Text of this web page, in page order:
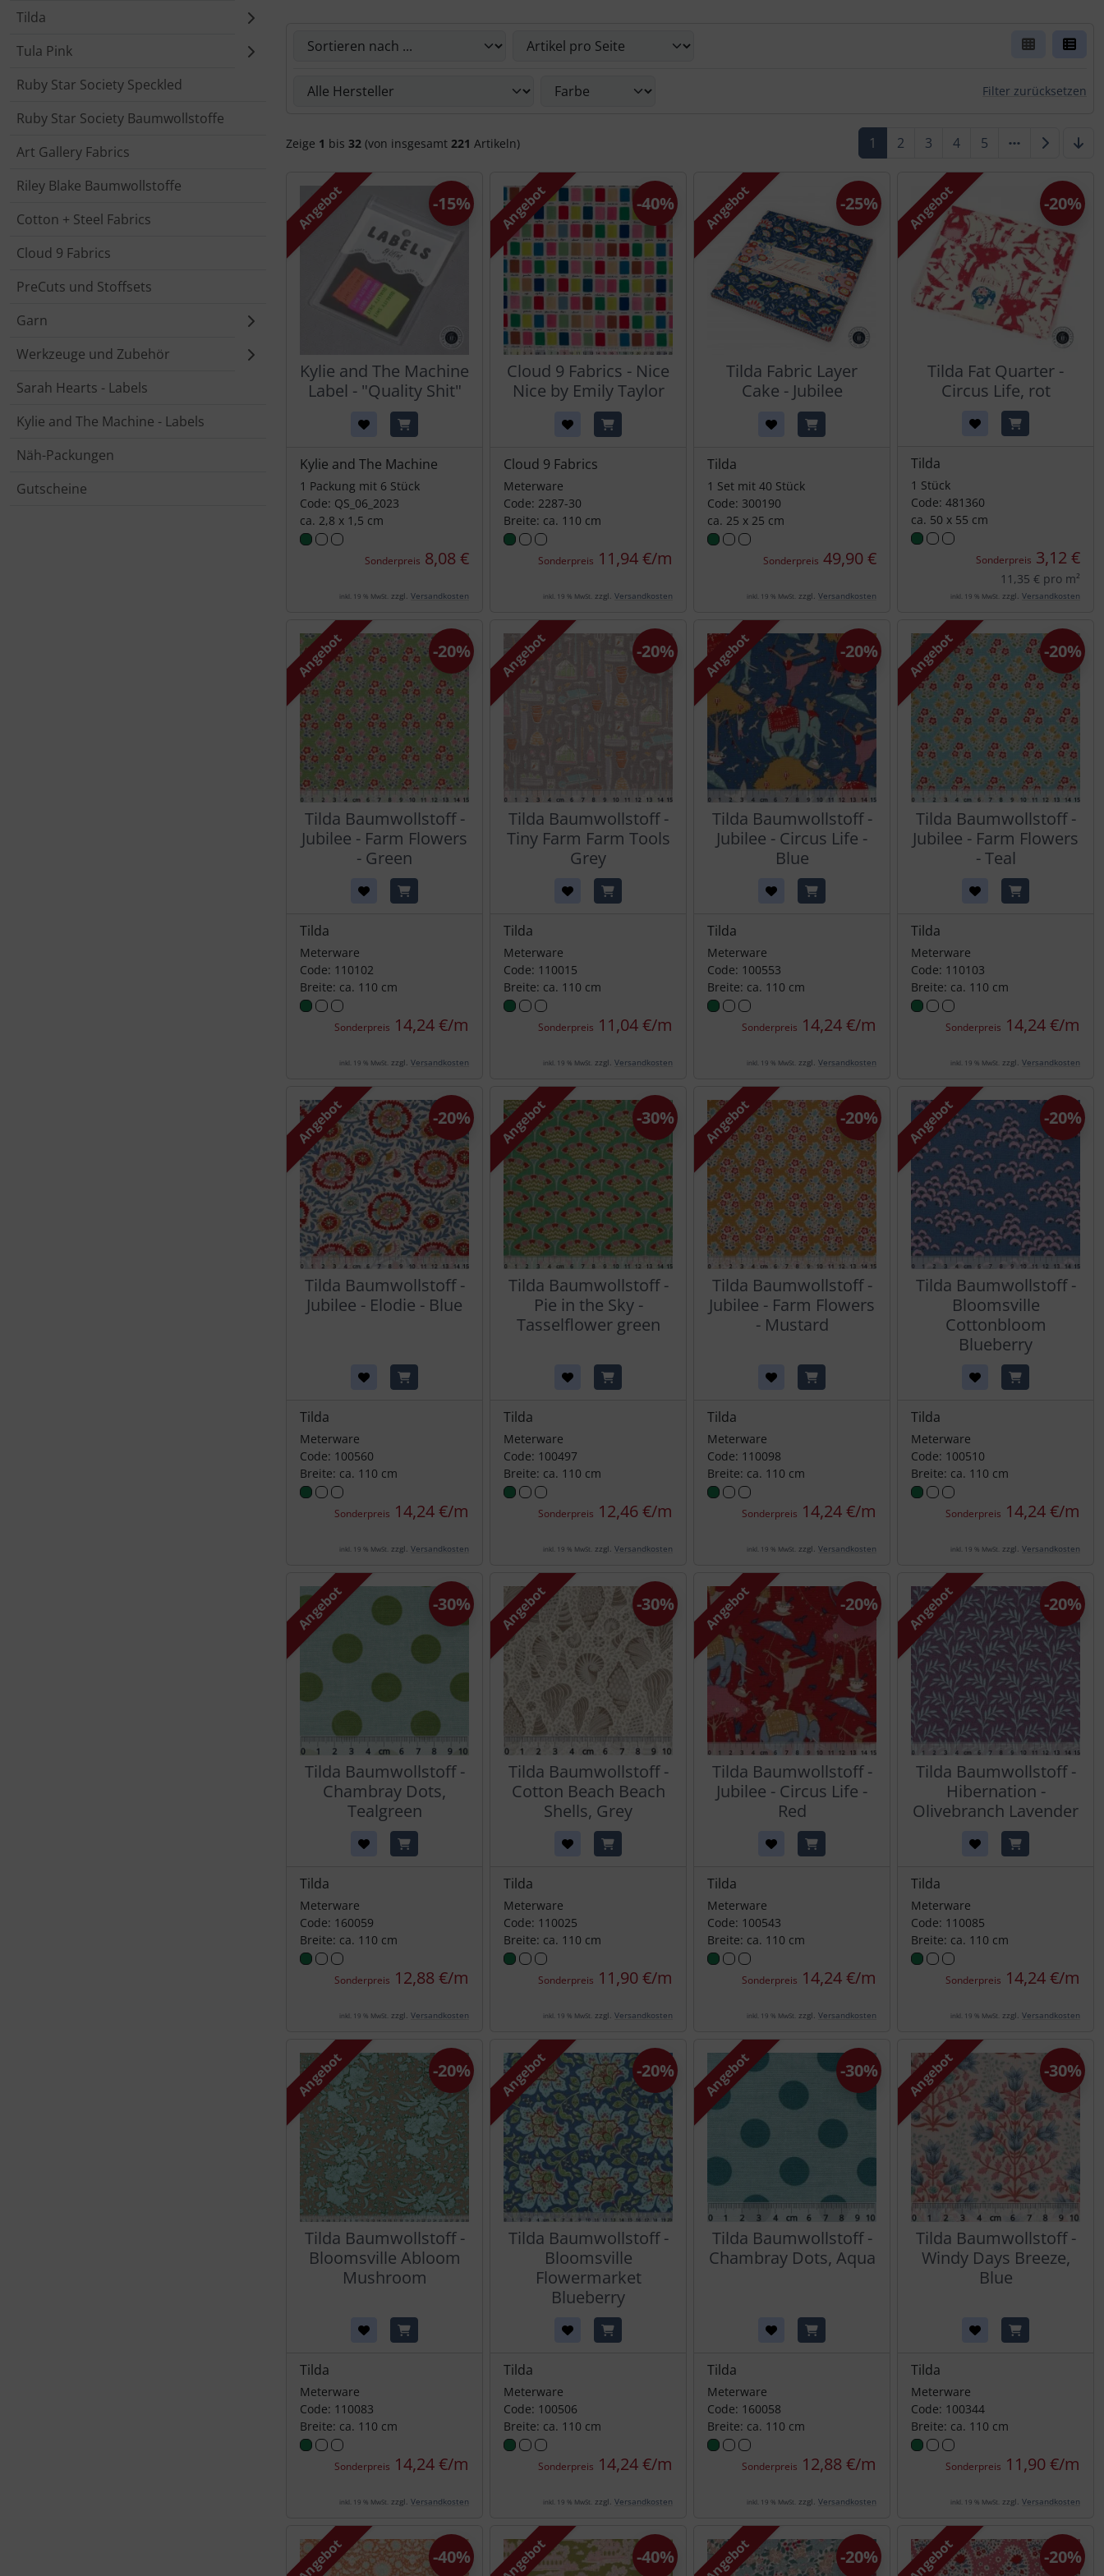
Tilda
Tula Pink
Ruby Star Society Speckled
Ruby Star Society Baumwollstoffe
Art Gallery Fabrics
Riley Blake Baumwollstoffe
Cotton + Steel Fabrics
Cloud 9 Fabrics
PreCuts und Stoffsets
Garn
Werkzeuge und Zubehör
Sarah Hearts - Labels
Kylie and The Machine - Labels
Näh-Packungen
Gutscheine
Hier kannst Du die nachfolgenden Artikel nach ihren Eigenschaften filtern. Filter zurücksetzen
Zeige 1 bis 32 (von insgesamt 221 Artikeln) 1 2 3 4 5
Angebot
Kylie and The Machine
Label - "Quality Shit"
Kylie and The Machine
1 Packung mit 6 Stück
Code: QS_06_2023
ca. 2,8 x 1,5 cm
Sonderpreis 8,08 €
-15%
inkl. 19 % MwSt. zzgl. Versandkosten
Angebot
Cloud 9 Fabrics - Nice
Nice by Emily Taylor
Cloud 9 Fabrics
Meterware
Code: 2287-30
Breite: ca. 110 cm
Sonderpreis 11,94 €/m
-40%
inkl. 19 % MwSt. zzgl. Versandkosten
Angebot
Tilda Fabric Layer
Cake - Jubilee
Tilda
1 Set mit 40 Stück
Code: 300190
ca. 25 x 25 cm
Sonderpreis 49,90 €
-25%
inkl. 19 % MwSt. zzgl. Versandkosten
Angebot
Tilda Fat Quarter -
Circus Life, rot
Tilda
1 Stück
Code: 481360
ca. 50 x 55 cm
Sonderpreis 3,12 €
-20%
11,35 € pro m²
inkl. 19 % MwSt. zzgl. Versandkosten
Angebot
Tilda Baumwollstoff -
Jubilee - Farm Flowers
- Green
Tilda
Meterware
Code: 110102
Breite: ca. 110 cm
Sonderpreis 14,24 €/m
-20%
inkl. 19 % MwSt. zzgl. Versandkosten
Angebot
Tilda Baumwollstoff -
Tiny Farm Farm Tools
Grey
Tilda
Meterware
Code: 110015
Breite: ca. 110 cm
Sonderpreis 11,04 €/m
-20%
inkl. 19 % MwSt. zzgl. Versandkosten
Angebot
Tilda Baumwollstoff -
Jubilee - Circus Life -
Blue
Tilda
Meterware
Code: 100553
Breite: ca. 110 cm
Sonderpreis 14,24 €/m
-20%
inkl. 19 % MwSt. zzgl. Versandkosten
Angebot
Tilda Baumwollstoff -
Jubilee - Farm Flowers
- Teal
Tilda
Meterware
Code: 110103
Breite: ca. 110 cm
Sonderpreis 14,24 €/m
-20%
inkl. 19 % MwSt. zzgl. Versandkosten
Angebot
Tilda Baumwollstoff -
Jubilee - Elodie - Blue
Tilda
Meterware
Code: 100560
Breite: ca. 110 cm
Sonderpreis 14,24 €/m
-20%
inkl. 19 % MwSt. zzgl. Versandkosten
Angebot
Tilda Baumwollstoff -
Pie in the Sky -
Tasselflower green
Tilda
Meterware
Code: 100497
Breite: ca. 110 cm
Sonderpreis 12,46 €/m
-30%
inkl. 19 % MwSt. zzgl. Versandkosten
Angebot
Tilda Baumwollstoff -
Jubilee - Farm Flowers
- Mustard
Tilda
Meterware
Code: 110098
Breite: ca. 110 cm
Sonderpreis 14,24 €/m
-20%
inkl. 19 % MwSt. zzgl. Versandkosten
Angebot
Tilda Baumwollstoff -
Bloomsville
Cottonbloom
Blueberry
Tilda
Meterware
Code: 100510
Breite: ca. 110 cm
Sonderpreis 14,24 €/m
-20%
inkl. 19 % MwSt. zzgl. Versandkosten
Angebot
Tilda Baumwollstoff -
Chambray Dots,
Tealgreen
Tilda
Meterware
Code: 160059
Breite: ca. 110 cm
Sonderpreis 12,88 €/m
-30%
inkl. 19 % MwSt. zzgl. Versandkosten
Angebot
Tilda Baumwollstoff -
Cotton Beach Beach
Shells, Grey
Tilda
Meterware
Code: 110025
Breite: ca. 110 cm
Sonderpreis 11,90 €/m
-30%
inkl. 19 % MwSt. zzgl. Versandkosten
Angebot
Tilda Baumwollstoff -
Jubilee - Circus Life -
Red
Tilda
Meterware
Code: 100543
Breite: ca. 110 cm
Sonderpreis 14,24 €/m
-20%
inkl. 19 % MwSt. zzgl. Versandkosten
Angebot
Tilda Baumwollstoff -
Hibernation -
Olivebranch Lavender
Tilda
Meterware
Code: 110085
Breite: ca. 110 cm
Sonderpreis 14,24 €/m
-20%
inkl. 19 % MwSt. zzgl. Versandkosten
Angebot
Tilda Baumwollstoff -
Bloomsville Abloom
Mushroom
Tilda
Meterware
Code: 110083
Breite: ca. 110 cm
Sonderpreis 14,24 €/m
-20%
inkl. 19 % MwSt. zzgl. Versandkosten
Angebot
Tilda Baumwollstoff -
Bloomsville
Flowermarket
Blueberry
Tilda
Meterware
Code: 100506
Breite: ca. 110 cm
Sonderpreis 14,24 €/m
-20%
inkl. 19 % MwSt. zzgl. Versandkosten
Angebot
Tilda Baumwollstoff -
Chambray Dots, Aqua
Tilda
Meterware
Code: 160058
Breite: ca. 110 cm
Sonderpreis 12,88 €/m
-30%
inkl. 19 % MwSt. zzgl. Versandkosten
Angebot
Tilda Baumwollstoff -
Windy Days Breeze,
Blue
Tilda
Meterware
Code: 100344
Breite: ca. 110 cm
Sonderpreis 11,90 €/m
-30%
inkl. 19 % MwSt. zzgl. Versandkosten
Angebot -40% Angebot -40% Angebot -20% Angebot -20%